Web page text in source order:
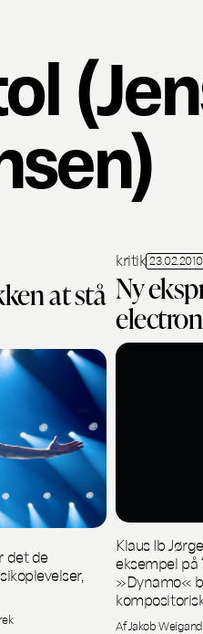
at stå
det de
kritik 23.02.2010
Ny
Klaus Ib
eksempel på
»Dynamo«
Af Jakob